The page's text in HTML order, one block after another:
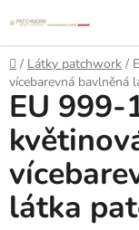
na
obsah
Domů
/ Látky patchwork /
vícebarevná bavlněná
EU 999-
látka